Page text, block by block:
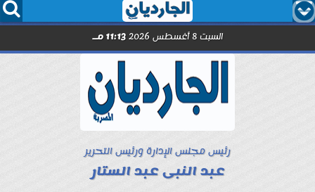
  
السبت 8 أغسطس 2026 11:13 مـ
رئيس مجلس الإدارة ورئيس التحرير
عبد النبى عبد الستار